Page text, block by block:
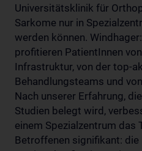
Universitätsklinik für
Sarkome nur in
werden können.
profitieren PatientInnen
Infrastruktur, von der top-
Behandlungsteams und
Nach unserer Erfahrung,
Studien belegt wird,
einem Spezialzentrum das
Betroffenen signifikant: